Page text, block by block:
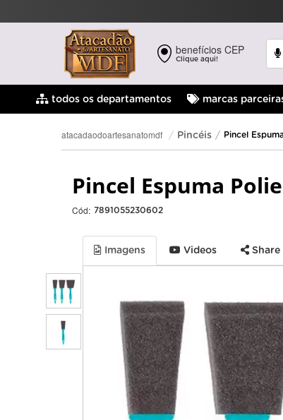
benefícios CEP
Clique aqui!
todos os departamentos marcas
atacadaodoartesanatomdf Pincéis Pincel
Pincel Espuma
Cód: 7891055230602
Imagens Videos Share